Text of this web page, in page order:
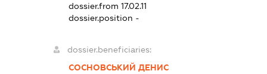
dossier.from 17.02.11
dossier.position -
dossier.beneficiaries:
СОСНОВСЬКИЙ ДЕНИС